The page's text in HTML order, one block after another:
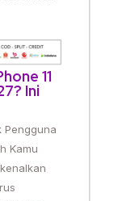
11
Ini
Pengguna
Kamu